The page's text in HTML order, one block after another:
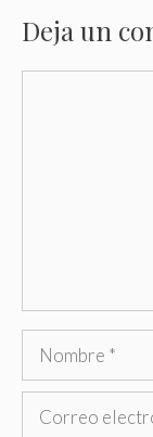
Deja un
Nombre
Correo